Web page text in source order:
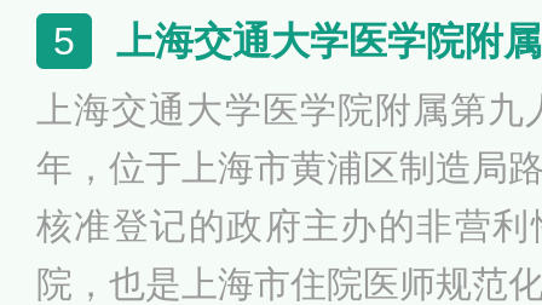
舰”医院试点单位。作为广东
评价认证信用3A级医院，中
三级公立医院绩效考核中获评
础医学、临床医学入选“双一
进入ESI全球前0.5‰。
5 上海交通大学医学院附
上海交通大学医学院附属第
年，位于上海市黄浦区制造局
核准登记的政府主办的非营
院，也是上海市住院医师规范